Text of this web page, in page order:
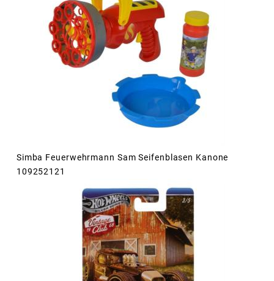
Simba Feuerwehrmann Sam Seifenblasen Kanone
109252121